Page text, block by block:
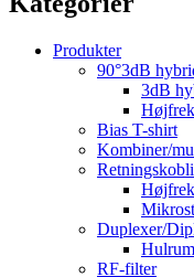
Produkter
90°3dB
3dB
Bias T-shirt
Kombiner/
Duplexer/
RF-filter